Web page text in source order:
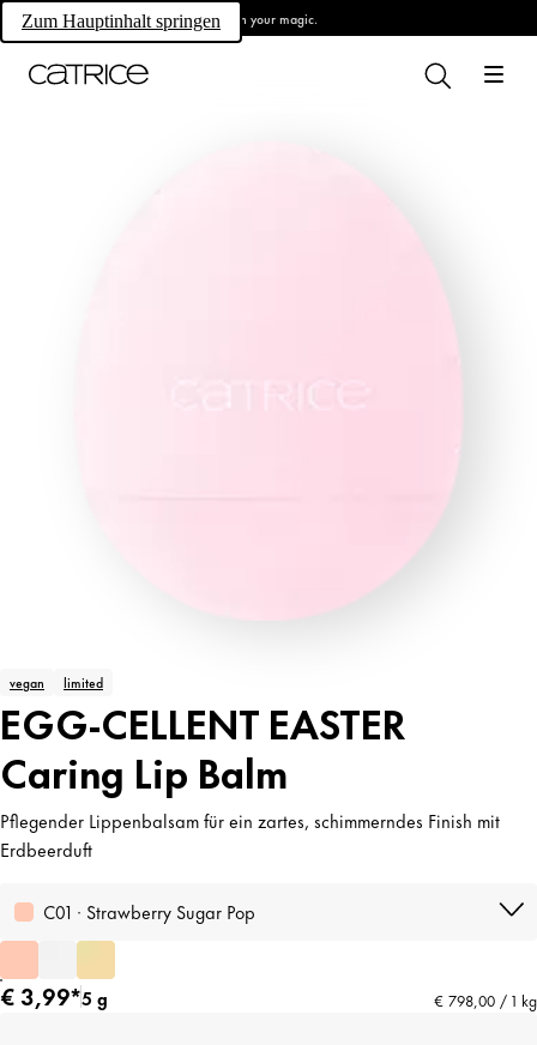
Zum Hauptinhalt springen Own your magic.
vegan limited
EGG-CELLENT EASTER
Caring Lip Balm
Pflegender Lippenbalsam für ein zartes, schimmerndes Finish mit
Erdbeerduft
C01 · Strawberry Sugar Pop
€ 3,99*5 g € 798,00 / 1 kg